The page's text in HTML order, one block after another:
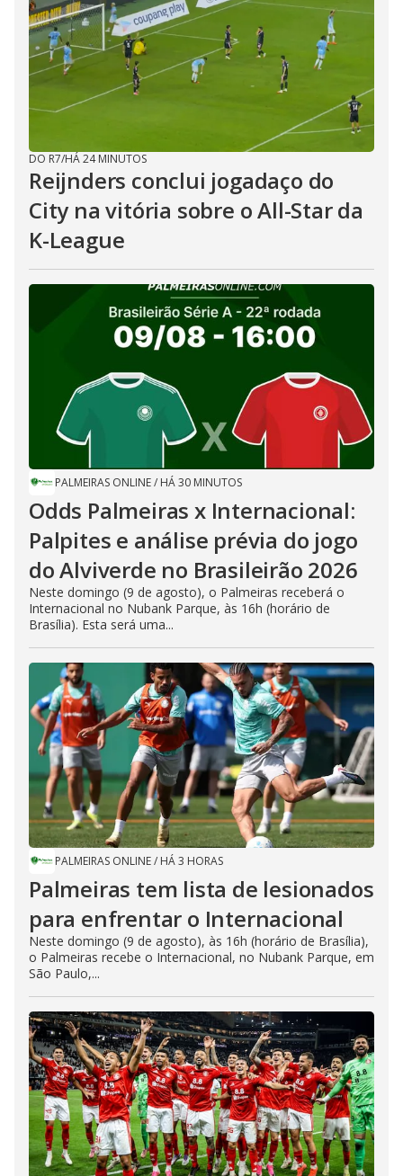
DO R7/HÁ 24 MINUTOS
Reijnders conclui jogadaço do
City na vitória sobre o All-Star da
K-League
PALMEIRAS ONLINE/ HÁ 30 MINUTOS
Odds Palmeiras x Internacional:
Palpites e análise prévia do jogo
do Alviverde no Brasileirão 2026
Neste domingo (9 de agosto), o Palmeiras receberá o
Internacional no Nubank Parque, às 16h (horário de
Brasília). Esta será uma...
PALMEIRAS ONLINE/ HÁ 3 HORAS
Palmeiras tem lista de lesionados
para enfrentar o Internacional
Neste domingo (9 de agosto), às 16h (horário de Brasília),
o Palmeiras recebe o Internacional, no Nubank Parque, em
São Paulo,...